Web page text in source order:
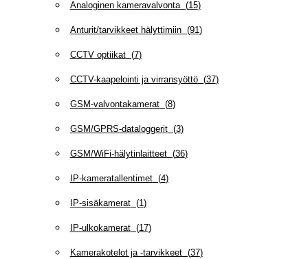
Analoginen kameravalvonta(15)
Anturit/tarvikkeet hälyttimiin(91)
CCTV optiikat(7)
CCTV-kaapelointi ja virransyöttö(37)
GSM-valvontakamerat(8)
GSM/GPRS-dataloggerit(3)
GSM/WiFi-hälytinlaitteet(36)
IP-kameratallentimet(4)
IP-sisäkamerat(1)
IP-ulkokamerat(17)
Kamerakotelot ja -tarvikkeet(37)